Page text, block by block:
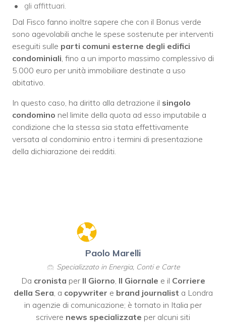
gli affittuari.
Dal Fisco fanno inoltre sapere che con il Bonus verde
sono agevolabili anche le spese sostenute per interventi
eseguiti sulle parti comuni esterne degli edifici
condominiali, fino a un importo massimo complessivo di
5.000 euro per unità immobiliare destinate a uso
abitativo.
In questo caso, ha diritto alla detrazione il singolo
condomino nel limite della quota ad esso imputabile a
condizione che la stessa sia stata effettivamente
versata al condominio entro i termini di presentazione
della dichiarazione dei redditi.
Paolo Marelli
Specializzato in Energia, Conti e Carte
Da cronista per Il Giorno, Il Giornale e il Corriere
della Sera, a copywriter e brand journalist a Londra
in agenzie di comunicazione; è tornato in Italia per
scrivere news specializzate per alcuni siti